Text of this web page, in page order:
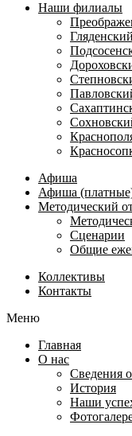
Наши филиалы
Афиша
Афиша
Методический
Сценарии
Общие
Коллективы
Контакты
Меню
Главная
О нас
Сведения
История
Наши